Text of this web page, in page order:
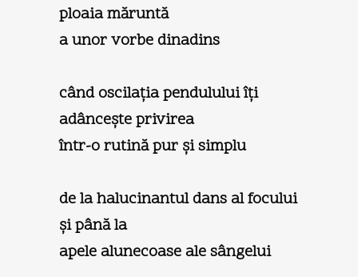
ploaia măruntă
a unor vorbe dinadins
când oscilaţia pendulului îţi
adânceşte privirea
într-o rutină pur şi simplu
de la halucinantul dans al focului
şi până la
apele alunecoase ale sângelui